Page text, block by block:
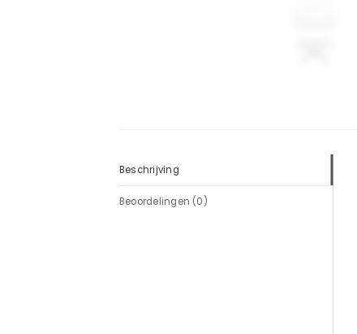
Beschrijving
Beoordelingen (0)